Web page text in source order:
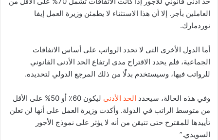
العاملين بأجر. إلا أن هذا الاستثناء لا يطمئن وزيرة العمل إيفا
نوردمارك.
أما الدول الأخرى التي لا تحدد الرواتب على أساس الاتفاقات
الجماعية، فلم يحدد الاقتراح مدى ارتفاع الحد الأدنى القانوني
للرواتب فيها، وسيستخدم بدلًا من ذلك المرجع الدولي لتحديده.
وفي هذه الحالة، سيحدد الحد الأدنى
ليكون 60٪ أو 50% على الأقل
من متوسط ​​الراتب في الدولة. وأكدت وزيرة العمل على أنها لن تعلن
تأييدها للمقترح حتى تتيقن من أنه لا يؤثر على نموذج الأجور
السويدي.”